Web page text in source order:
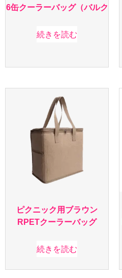
6缶クーラーバッグ（バルク
続きを読む
ピクニック用ブラウン
RPETクーラーバッグ
続きを読む